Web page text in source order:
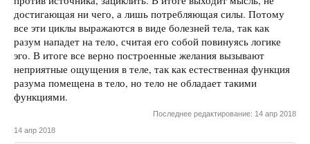
достигающая ни чего, а лишь потребляющая силы. Потому
все эти циклы выражаются в виде болезней тела, так как
разум нападет на тело, считая его собой повинуясь логике
эго. В итоге все верно построенные желания вызывают
неприятные ощущения в теле, так как естественная функция
разума помещена в тело, но тело не обладает такими
функциями.
Последнее редактирование: 14 апр 2018
14 апр 2018